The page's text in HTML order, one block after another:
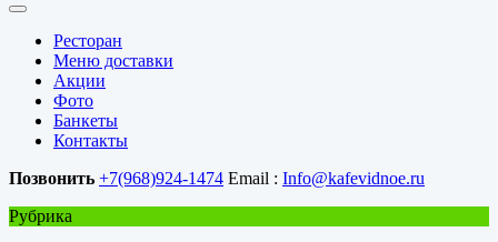
Ресторан
Меню доставки
Акции
Фото
Банкеты
Контакты
Позвонить +7(968)924-1474 Email : Info@kafevidnoe.ru
Рубрика